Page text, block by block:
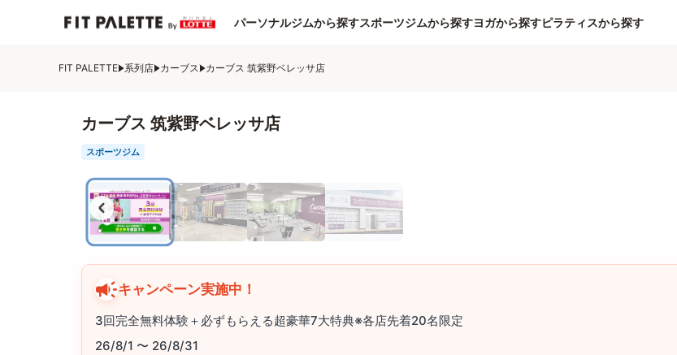
パーソナルジムから探すスポーツジムから探すヨガから探すピラティスから探す
FIT PALETTE 系列店 カーブス カーブス 筑紫野ベレッサ店
カーブス 筑紫野ベレッサ店
スポーツジム
キャンペーン実施中！
3回完全無料体験＋必ずもらえる超豪華7大特典※各店先着20名限定
26/8/1 〜 26/8/31